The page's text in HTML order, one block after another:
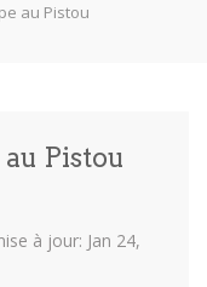
Pizza
Poulet
au Pistou
Pistou
à jour: Jan 24,